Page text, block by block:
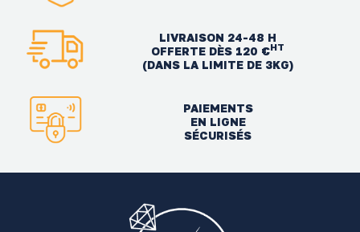
LIVRAISON 24-48 H
OFFERTE DÈS 120 €HT
(DANS LA LIMITE DE 3KG)
PAIEMENTS
EN LIGNE
SÉCURISÉS